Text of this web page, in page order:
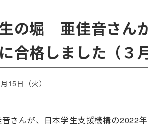
の堀 亜佳音さん
合格しました（３
15日（火）
さんが、日本学生支援機構の2022